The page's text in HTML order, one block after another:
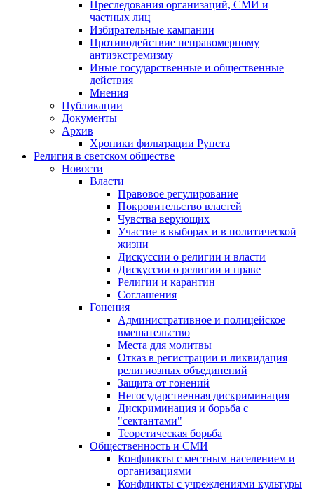
Преследования организаций, СМИ и
частных лиц
Избирательные кампании
Противодействие неправомерному
антиэкстремизму
Иные государственные и общественные
действия
Мнения
Публикации
Документы
Архив
Хроники фильтрации Рунета
Религия в светском обществе
Новости
Власти
Правовое регулирование
Покровительство властей
Чувства верующих
Участие в выборах и в политической
жизни
Дискуссии о религии и власти
Дискуссии о религии и праве
Религии и карантин
Соглашения
Гонения
Административное и полицейское
вмешательство
Места для молитвы
Отказ в регистрации и ликвидация
религиозных объединений
Защита от гонений
Негосударственная дискриминация
Дискриминация и борьба с
"сектантами"
Теоретическая борьба
Общественность и СМИ
Конфликты с местным населением и
организациями
Конфликты с учреждениями культуры